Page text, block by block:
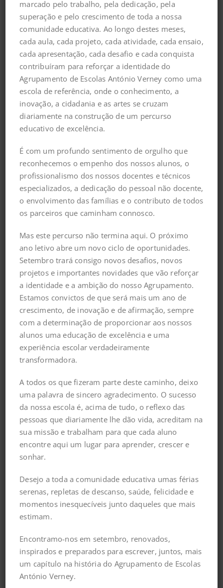
Deixar uma resposta
Guardar o meu nome, email e site neste navegador
para a próxima vez que eu comentar.
Arquivo
Julho 2026
Maio 2026
Fevereiro 2026
Janeiro 2026
marcado pelo trabalho, pela dedicação, pela
superação e pelo crescimento de toda a nossa
comunidade educativa. Ao longo destes meses,
cada aula, cada projeto, cada atividade, cada ensaio,
cada apresentação, cada desafio e cada conquista
contribuíram para reforçar a identidade do
Agrupamento de Escolas António Verney como uma
escola de referência, onde o conhecimento, a
inovação, a cidadania e as artes se cruzam
diariamente na construção de um percurso
educativo de excelência.
É com um profundo sentimento de orgulho que
reconhecemos o empenho dos nossos alunos, o
profissionalismo dos nossos docentes e técnicos
especializados, a dedicação do pessoal não docente,
o envolvimento das famílias e o contributo de todos
os parceiros que caminham connosco.
Mas este percurso não termina aqui. O próximo
ano letivo abre um novo ciclo de oportunidades.
Setembro trará consigo novos desafios, novos
projetos e importantes novidades que vão reforçar
a identidade e a ambição do nosso Agrupamento.
Estamos convictos de que será mais um ano de
crescimento, de inovação e de afirmação, sempre
com a determinação de proporcionar aos nossos
alunos uma educação de excelência e uma
experiência escolar verdadeiramente
transformadora.
A todos os que fizeram parte deste caminho, deixo
uma palavra de sincero agradecimento. O sucesso
da nossa escola é, acima de tudo, o reflexo das
pessoas que diariamente lhe dão vida, acreditam na
sua missão e trabalham para que cada aluno
encontre aqui um lugar para aprender, crescer e
sonhar.
Desejo a toda a comunidade educativa umas férias
serenas, repletas de descanso, saúde, felicidade e
momentos inesquecíveis junto daqueles que mais
estimam.
Encontramo-nos em setembro, renovados,
inspirados e preparados para escrever, juntos, mais
um capítulo na história do Agrupamento de Escolas
António Verney.